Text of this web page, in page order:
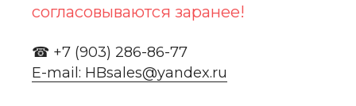
согласовываются заранее!
☎ +7 (903) 286-86-77
E-mail: HBsales@yandex.ru